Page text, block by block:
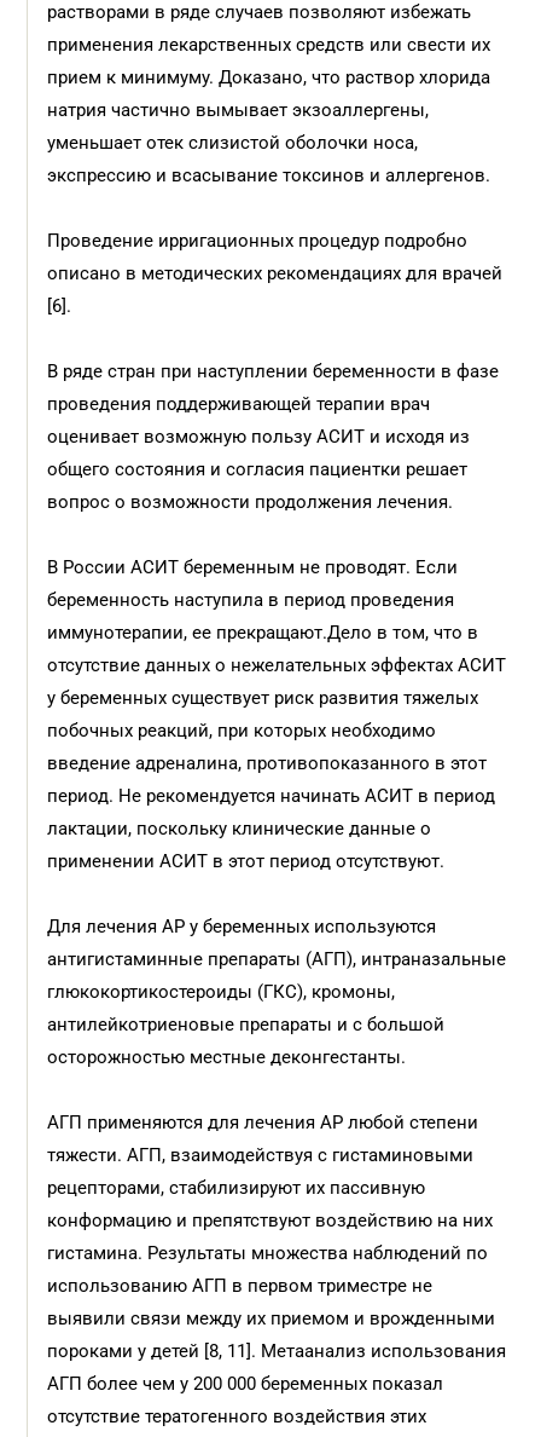
растворами в ряде случаев позволяют избежать
применения лекарственных средств или свести их
прием к минимуму. Доказано, что раствор хлорида
натрия частично вымывает экзоаллергены,
уменьшает отек слизистой оболочки носа,
экспрессию и всасывание токсинов и аллергенов.
Проведение ирригационных процедур подробно
описано в методических рекомендациях для врачей
[6].
В ряде стран при наступлении беременности в фазе
проведения поддерживающей терапии врач
оценивает возможную пользу АСИТ и исходя из
общего состояния и согласия пациентки решает
вопрос о возможности продолжения лечения.
В России АСИТ беременным не проводят. Если
беременность наступила в период проведения
иммунотерапии, ее прекращают.Дело в том, что в
отсутствие данных о нежелательных эффектах АСИТ
у беременных существует риск развития тяжелых
побочных реакций, при которых необходимо
введение адреналина, противопоказанного в этот
период. Не рекомендуется начинать АСИТ в период
лактации, поскольку клинические данные о
применении АСИТ в этот период отсутствуют.
Для лечения АР у беременных используются
антигистаминные препараты (АГП), интраназальные
глюкокортикостероиды (ГКС), кромоны,
антилейкотриеновые препараты и с большой
осторожностью местные деконгестанты.
АГП применяются для лечения АР любой степени
тяжести. АГП, взаимодействуя с гистаминовыми
рецепторами, стабилизируют их пассивную
конформацию и препятствуют воздействию на них
гистамина. Результаты множества наблюдений по
использованию АГП в первом триместре не
выявили связи между их приемом и врожденными
пороками у детей [8, 11]. Метаанализ использования
АГП более чем у 200 000 беременных показал
отсутствие тератогенного воздействия этих